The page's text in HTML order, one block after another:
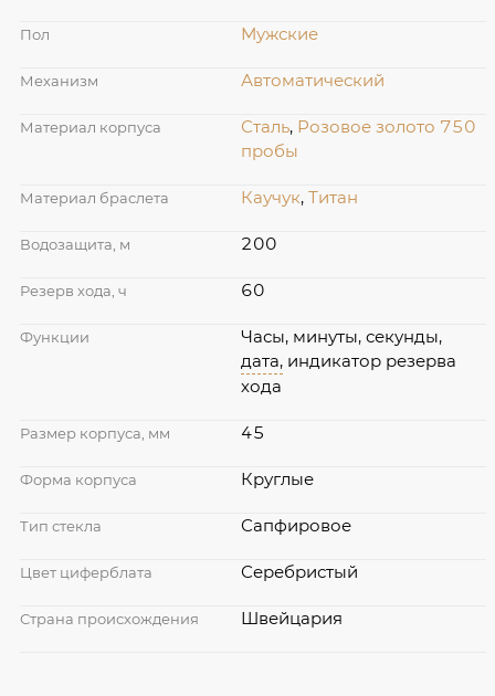
Пол Мужские
Механизм Автоматический
Материал корпуса Сталь, Розовое золото 750
пробы
Материал браслета Каучук, Титан
Водозащита, м 200
Резерв хода, ч 60
Функции
Часы, минуты, секунды,
дата, индикатор резерва
хода
Размер корпуса, мм 45
Форма корпуса Круглые
Тип стекла Сапфировое
Цвет циферблата Серебристый
Страна происхождения Швейцария